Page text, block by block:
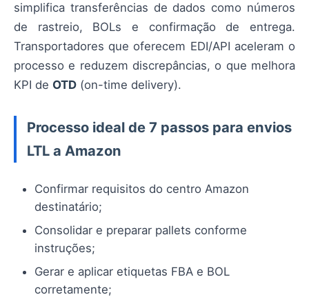
simplifica transferências de dados como números
de rastreio, BOLs e confirmação de entrega.
Transportadores que oferecem EDI/API aceleram o
processo e reduzem discrepâncias, o que melhora
KPI de OTD (on-time delivery).
Processo ideal de 7 passos para envios
LTL a Amazon
Confirmar requisitos do centro Amazon
destinatário;
Consolidar e preparar pallets conforme
instruções;
Gerar e aplicar etiquetas FBA e BOL
corretamente;